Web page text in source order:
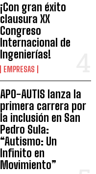
¡Con gran éxito
clausura XX
Congreso
Internacional de
Ingenierías!
EMPRESAS
APO-AUTIS lanza la
primera carrera por
la inclusión en San
Pedro Sula:
“Autismo: Un
Infinito en
Movimiento”